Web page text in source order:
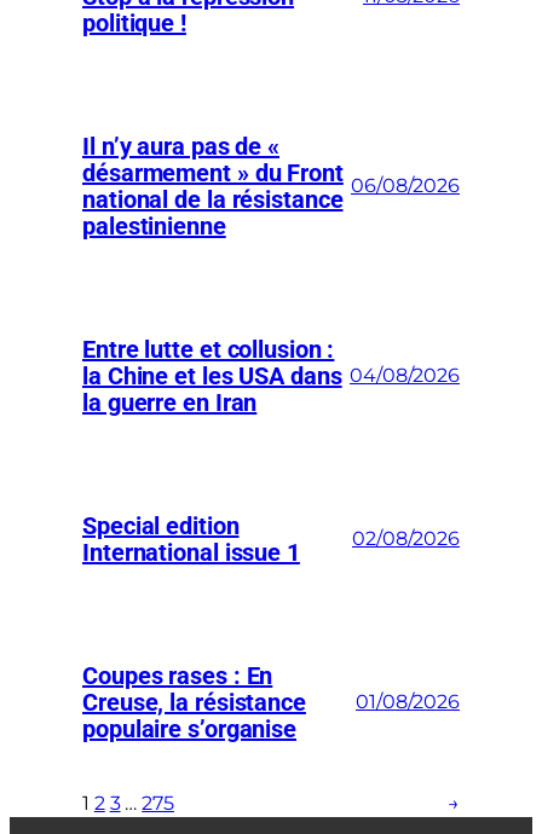
politique !
Il n’y aura pas de «
désarmement » du Front
national de la résistance
palestinienne
06/08/2026
Entre lutte et collusion :
la Chine et les USA dans
la guerre en Iran
04/08/2026
Special edition
International issue 1
02/08/2026
Coupes rases : En
Creuse, la résistance
populaire s’organise
01/08/2026
1 2 3 … 275 →